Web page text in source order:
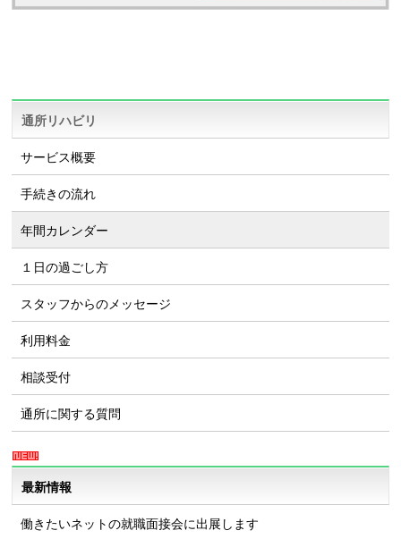
通所リハビリ
サービス概要
手続きの流れ
年間カレンダー
１日の過ごし方
スタッフからのメッセージ
利用料金
相談受付
通所に関する質問
最新情報
働きたいネットの就職面接会に出展します